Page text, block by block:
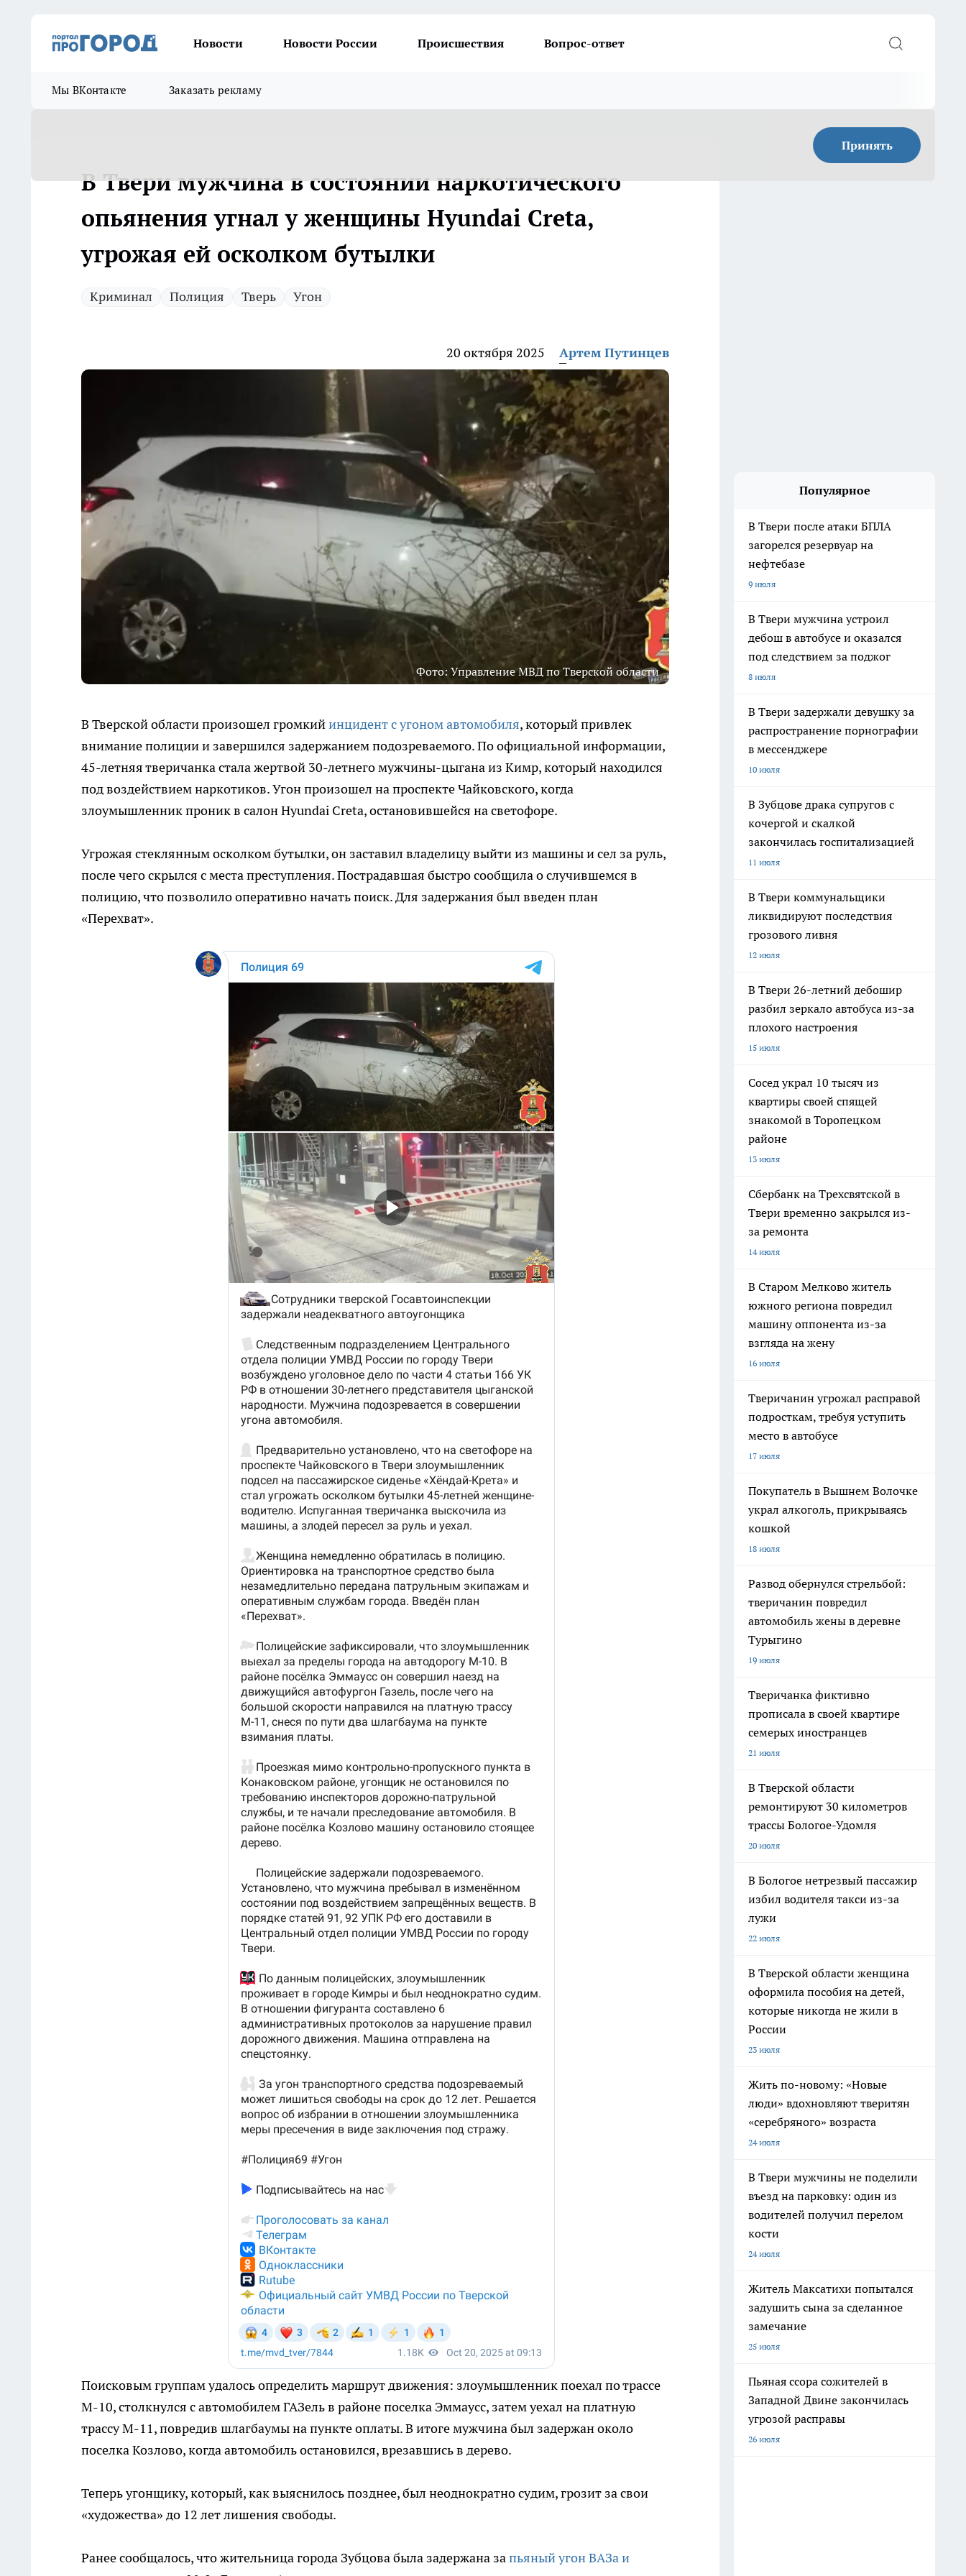
Новости Новости России Происшествия Вопрос-ответ
Мы ВКонтакте Заказать рекламу
Принять
В Твери мужчина в состоянии наркотического
опьянения угнал у женщины Hyundai Creta,
угрожая ей осколком бутылки
Криминал Полиция Тверь Угон
20 октября 2025 Артем Путинцев
Фото: Управление МВД по Тверской области
В Тверской области произошел громкийинцидент с угоном автомобиля, который привлек
внимание полиции и завершился задержанием подозреваемого. По официальной информации,
45-летняя тверичанка стала жертвой 30-летнего мужчины-цыгана из Кимр, который находился
под воздействием наркотиков. Угон произошел на проспекте Чайковского, когда
злоумышленник проник в салон Hyundai Creta, остановившейся на светофоре.
Угрожая стеклянным осколком бутылки, он заставил владелицу выйти из машины и сел за руль,
после чего скрылся с места преступления. Пострадавшая быстро сообщила о случившемся в
полицию, что позволило оперативно начать поиск. Для задержания был введен план
«Перехват».
Поисковым группам удалось определить маршрут движения: злоумышленник поехал по трассе
М-10, столкнулся с автомобилем ГАЗель в районе поселка Эммаусс, затем уехал на платную
трассу М-11, повредив шлагбаумы на пункте оплаты. В итоге мужчина был задержан около
поселка Козлово, когда автомобиль остановился, врезавшись в дерево.
Теперь угонщику, который, как выяснилось позднее, был неоднократно судим, грозит за свои
«художества» до 12 лет лишения свободы.
Ранее сообщалось, что жительница города Зубцова была задержана запьяный угон ВАЗа и
Популярное
В Твери после атаки БПЛА
загорелся резервуар на
нефтебазе
9 июля
В Твери мужчина устроил
дебош в автобусе и оказался
под следствием за поджог
8 июля
В Твери задержали девушку за
распространение порнографии
в мессенджере
10 июля
В Зубцове драка супругов с
кочергой и скалкой
закончилась госпитализацией
11 июля
В Твери коммунальщики
ликвидируют последствия
грозового ливня
12 июля
В Твери 26-летний дебошир
разбил зеркало автобуса из-за
плохого настроения
15 июля
Сосед украл 10 тысяч из
квартиры своей спящей
знакомой в Торопецком
районе
13 июля
Сбербанк на Трехсвятской в
Твери временно закрылся из-
за ремонта
14 июля
В Старом Мелково житель
южного региона повредил
машину оппонента из-за
взгляда на жену
16 июля
Тверичанин угрожал расправой
подросткам, требуя уступить
место в автобусе
17 июля
Покупатель в Вышнем Волочке
украл алкоголь, прикрываясь
кошкой
18 июля
Развод обернулся стрельбой:
тверичанин повредил
автомобиль жены в деревне
Турыгино
19 июля
Тверичанка фиктивно
прописала в своей квартире
семерых иностранцев
21 июля
В Тверской области
ремонтируют 30 километров
трассы Бологое-Удомля
20 июля
В Бологое нетрезвый пассажир
избил водителя такси из-за
лужи
22 июля
В Тверской области женщина
оформила пособия на детей,
которые никогда не жили в
России
23 июля
Жить по-новому: «Новые
люди» вдохновляют тверитян
«серебряного» возраста
24 июля
В Твери мужчины не поделили
въезд на парковку: один из
водителей получил перелом
кости
24 июля
Житель Максатихи попытался
задушить сына за сделанное
замечание
25 июля
Пьяная ссора сожителей в
Западной Двине закончилась
угрозой расправы
26 июля